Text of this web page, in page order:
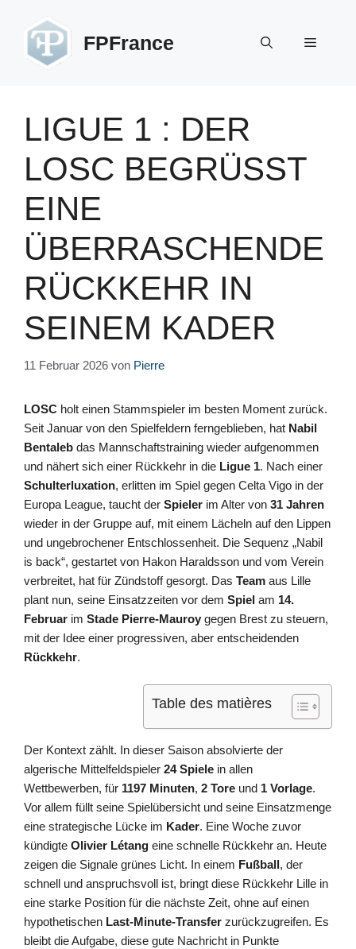
springen
FPFrance Menü
LIGUE 1 : DER
LOSC BEGRÜSST E
INE Ü
BERRASCHENDE R
ÜCKKEHR IN S
EINEM KADER
11 Februar 2026 von Pierre
LOSC holt einen Stammspieler im besten Moment zurück.
Seit Januar von den Spielfeldern ferngeblieben, hat Nabil
Bentaleb das Mannschaftstraining wieder aufgenommen
und nähert sich einer Rückkehr in die Ligue 1. Nach einer
Schulterluxation, erlitten im Spiel gegen Celta Vigo in der
Europa League, taucht der Spieler im Alter von 31 Jahren
wieder in der Gruppe auf, mit einem Lächeln auf den Lippen
und ungebrochener Entschlossenheit. Die Sequenz „Nabil
is back“, gestartet von Hakon Haraldsson und vom Verein
verbreitet, hat für Zündstoff gesorgt. Das Team aus Lille
plant nun, seine Einsatzzeiten vor dem Spiel am 14.
Februar im Stade Pierre-Mauroy gegen Brest zu steuern,
mit der Idee einer progressiven, aber entscheidenden
Rückkehr.
Table des matières
Der Kontext zählt. In dieser Saison absolvierte der
algerische Mittelfeldspieler 24 Spiele in allen
Wettbewerben, für 1197 Minuten, 2 Tore und 1 Vorlage.
Vor allem füllt seine Spielübersicht und seine Einsatzmenge
eine strategische Lücke im Kader. Eine Woche zuvor
kündigte Olivier Létang eine schnelle Rückkehr an. Heute
zeigen die Signale grünes Licht. In einem Fußball, der
schnell und anspruchsvoll ist, bringt diese Rückkehr Lille in
eine starke Position für die nächste Zeit, ohne auf einen
hypothetischen Last-Minute-Transfer zurückzugreifen. Es
bleibt die Aufgabe, diese gute Nachricht in Punkte